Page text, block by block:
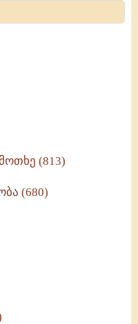
(813)
(680)